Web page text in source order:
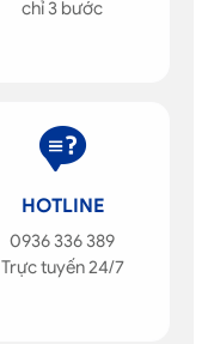
chỉ 3 bước
HOTLINE
0936 336 389
Trực tuyến 24/7